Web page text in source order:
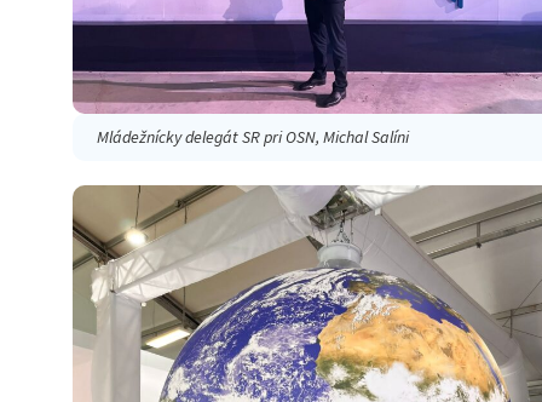
Mládežnícky delegát SR pri OSN, Michal Salíni